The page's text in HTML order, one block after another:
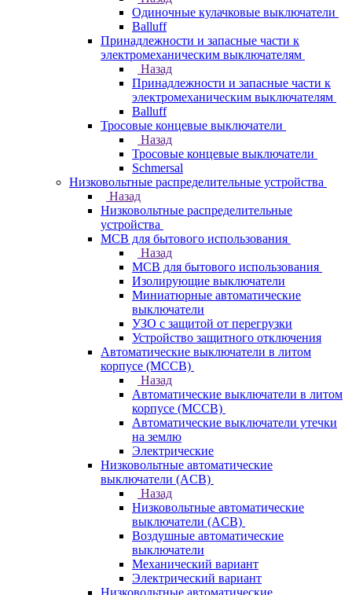
Одиночные кулачковые выключатели
Balluff
Принадлежности и запасные части к
электромеханическим выключателям
Назад
Принадлежности и запасные части к
электромеханическим выключателям
Balluff
Тросовые концевые выключатели
Назад
Тросовые концевые выключатели
Schmersal
Низковольтные распределительные устройства
Назад
Низковольтные распределительные
устройства
MCB для бытового использования
Назад
MCB для бытового использования
Изолирующие выключатели
Миниатюрные автоматические
выключатели
УЗО с защитой от перегрузки
Устройство защитного отключения
Автоматические выключатели в литом
корпусе (MCCB)
Назад
Автоматические выключатели в литом
корпусе (MCCB)
Автоматические выключатели утечки
на землю
Электрические
Низковольтные автоматические
выключатели (ACB)
Назад
Низковольтные автоматические
выключатели (ACB)
Воздушные автоматические
выключатели
Механический вариант
Электрический вариант